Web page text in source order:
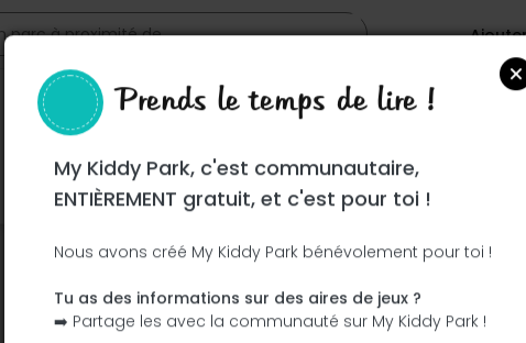
Ce parc n'a pas encore été visité ! À toi de jouer !
Prends le temps de lire !
My Kiddy Park, c'est communautaire,
ENTIÈREMENT gratuit, et c'est pour toi !
Nous avons créé My Kiddy Park bénévolement pour toi !
Tu as des informations sur des aires de jeux ?
➡️ Partage les avec la communauté sur My Kiddy Park !